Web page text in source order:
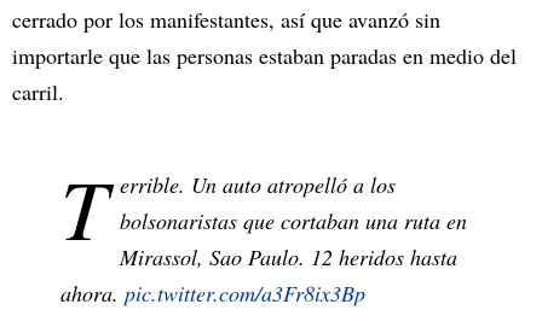
cerrado por los manifestantes, así que avanzó sin
importarle que las personas estaban paradas en medio del
carril.
T errible. Un auto atropelló a los
bolsonaristas que cortaban una ruta en
Mirassol, Sao Paulo. 12 heridos hasta
ahora. pic.twitter.com/a3Fr8ix3Bp